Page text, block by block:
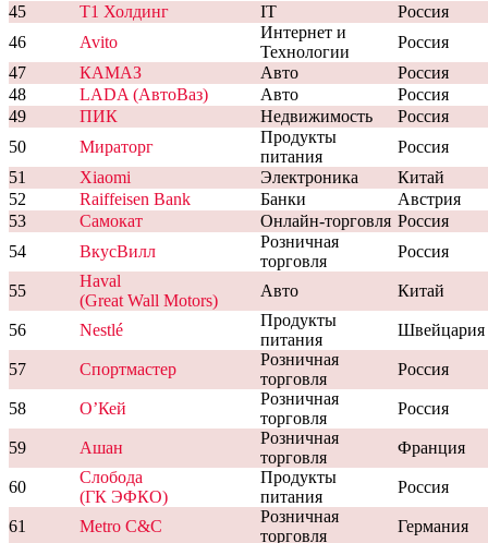
45
T1 Холдинг IT
Россия
46
Avito
Интернет и
Технологии
Россия
47
КАМАЗ Авто
Россия
48
LADA (АвтоВаз) Авто
Россия
49
ПИК Недвижимость
Россия
50
Мираторг
Продукты
питания
Россия
51
Xiaomi Электроника
Китай
52
Raiffeisen Bank Банки
Австрия
53
Самокат Онлайн-торговля Россия
54
ВкусВилл
Розничная
торговля
Россия
55
Haval
(Great Wall Motors)
Авто Китай
56 Nestlé
Продукты
питания
Швейцария
57 Спортмастер
Розничная
торговля
Россия
58 О’Кей
Розничная
торговля
Россия
59 Ашан
Розничная
торговля
Франция
60
Слобода
(ГК ЭФКО)
Продукты
питания
Россия
61 Metro C&C
Розничная
торговля
Германия